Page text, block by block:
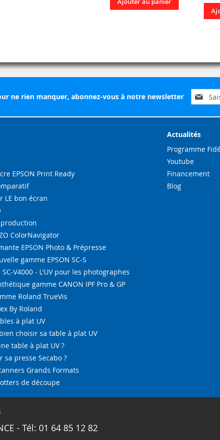
ne rien manquer, abonnez-vous à notre newsletter
à
EPSON Print Ready
LE bon écran
ColorNavigator
EPSON Photo & Prépresse
gamme EPSON SC-S
SC-V4000 - L'UV pour les photographes
gamme CANON IPF Pro & GP
Roland TrueVis
By Roland
à plat UV
choisir sa table à plat UV
table à plat UV ?
sa presse Secabo ?
Grands Formats
de découpe
Actualités
Programme
Youtube
Financement
Blog
- Tél: 01 64 85 12 82